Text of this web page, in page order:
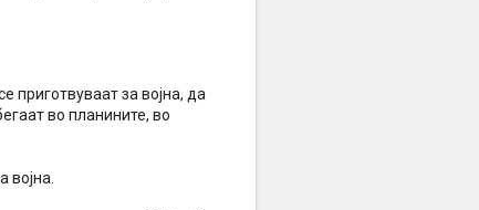
приготвуваат за војна, да
во планините, во